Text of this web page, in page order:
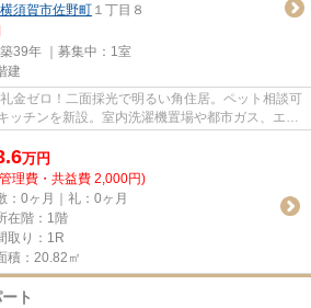
横須賀市佐野町 １丁目８
39年 ｜募集中： 1室
建
金ゼロ！二面採光で明るい角住居。ペット相談可
ッチンを新設。室内洗濯機置場や都市ガス、エア
万円
理費・共益費 2,000円)
：0ヶ月｜礼：0ヶ月
在階：1階
取り：1R
積：20.82㎡
ト